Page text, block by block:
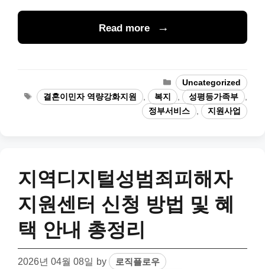
Read more
Categories
Uncategorized
Tags결혼이민자 역량강화지원 복지 성평등가족부
정부서비스
지원사업
지역디지털성범죄피해자
지원센터 신청 방법 및 혜
택 안내 총정리
2026년 04월 08일 by 로직플로우